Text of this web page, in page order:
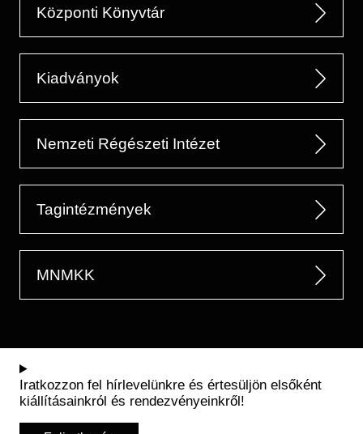
Központi Könyvtár
Kiadványok
Nemzeti Régészeti Intézet
Tagintézmények
MNMKK
Iratkozzon fel hírlevelünkre és értesüljön elsőként
kiállításainkról és rendezvényeinkről!